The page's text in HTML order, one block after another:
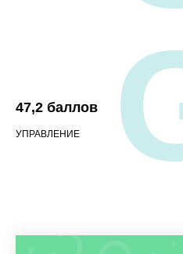
47,2 баллов
УПРАВЛЕНИЕ